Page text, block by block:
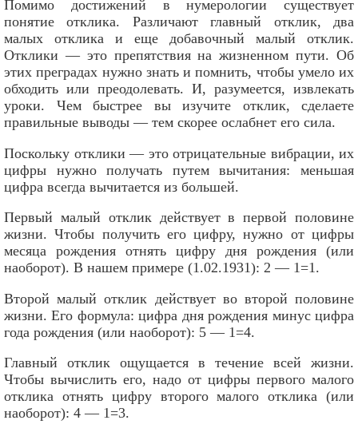
Помимо достижений в нумерологии существует
понятие отклика. Различают главный отклик, два
малых отклика и еще добавочный малый отклик.
Отклики — это препятствия на жизненном пути. Об
этих преградах нужно знать и помнить, чтобы умело их
обходить или преодолевать. И, разумеется, извлекать
уроки. Чем быстрее вы изучите отклик, сделаете
правильные выводы — тем скорее ослабнет его сила.
Поскольку отклики — это отрицательные вибрации, их
цифры нужно получать путем вычитания: меньшая
цифра всегда вычитается из большей.
Первый малый отклик действует в первой половине
жизни. Чтобы получить его цифру, нужно от цифры
месяца рождения отнять цифру дня рождения (или
наоборот). В нашем примере (1.02.1931): 2 — 1=1.
Второй малый отклик действует во второй половине
жизни. Его формула: цифра дня рождения минус цифра
года рождения (или наоборот): 5 — 1=4.
Главный отклик ощущается в течение всей жизни.
Чтобы вычислить его, надо от цифры первого малого
отклика отнять цифру второго малого отклика (или
наоборот): 4 — 1=3.